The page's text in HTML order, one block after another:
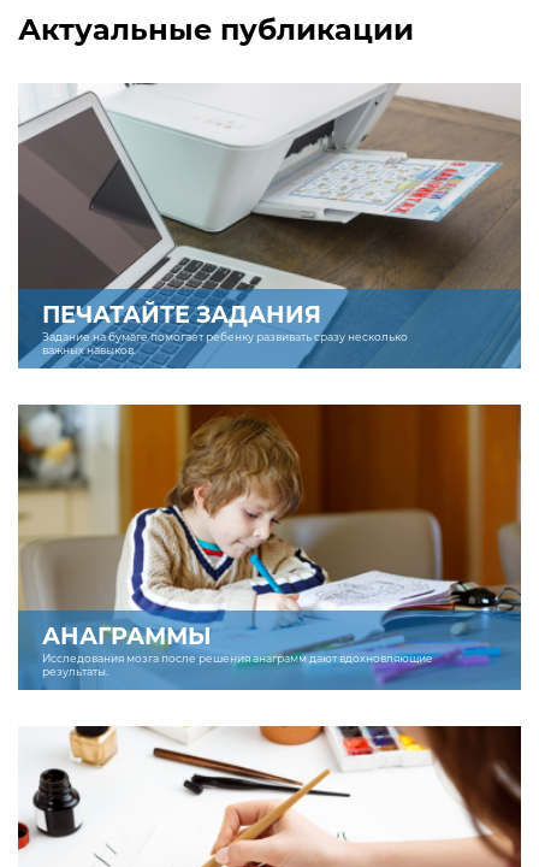
Актуальные публикации
ПЕЧАТАЙТЕ ЗАДАНИЯ
Задание на бумаге помогает ребенку развивать сразу несколько
важных навыков.
АНАГРАММЫ
Исследования мозга после решения анаграмм дают вдохновляющие
результаты.